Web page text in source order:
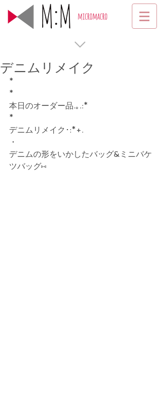
デニムリメイク
*
*
本日のオーダー品.｡.:*
*
デニムリメイク･:*+.
・
デニムの形をいかしたバッグ&ミニバケ
ツバッグ⑅